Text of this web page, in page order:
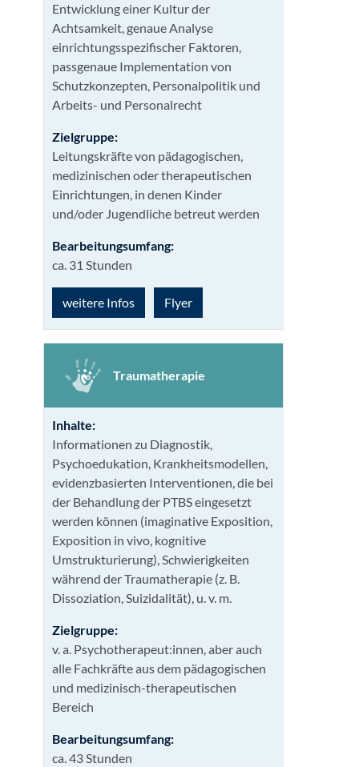
Entwicklung einer Kultur der
Achtsamkeit, genaue Analyse
einrichtungsspezifischer Faktoren,
passgenaue Implementation von
Schutzkonzepten, Personalpolitik und
Arbeits- und Personalrecht
Zielgruppe:
Leitungskräfte von pädagogischen,
medizinischen oder therapeutischen
Einrichtungen, in denen Kinder
und/oder Jugendliche betreut werden
Bearbeitungsumfang:
ca. 31 Stunden
weitere Infos Flyer
Traumatherapie
Inhalte:
Informationen zu Diagnostik,
Psychoedukation, Krankheitsmodellen,
evidenzbasierten Interventionen, die bei
der Behandlung der PTBS eingesetzt
werden können (imaginative Exposition,
Exposition in vivo, kognitive
Umstrukturierung), Schwierigkeiten
während der Traumatherapie (z. B.
Dissoziation, Suizidalität), u. v. m.
Zielgruppe:
v. a. Psychotherapeut:innen, aber auch
alle Fachkräfte aus dem pädagogischen
und medizinisch-therapeutischen
Bereich
Bearbeitungsumfang:
ca. 43 Stunden